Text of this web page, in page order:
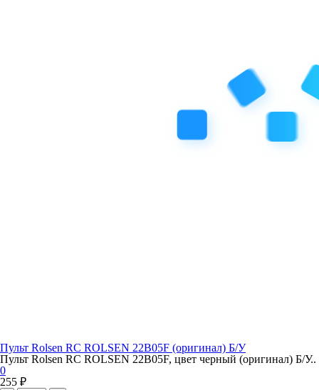
Пульт Rolsen RC ROLSEN 22B05F (оригинал) Б/У
Пульт Rolsen RC ROLSEN 22B05F, цвет черный (оригинал) Б/У..
0
255 ₽